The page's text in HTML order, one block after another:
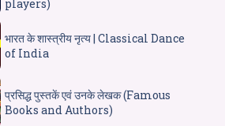
players)
भारत के शास्त्रीय नृत्य | Classical Dance
of India
प्रसिद्ध पुस्तकें एवं उनके लेखक (Famous
Books and Authors)